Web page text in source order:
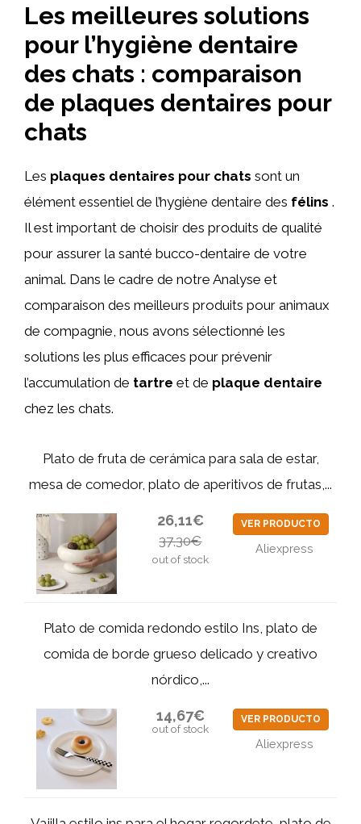
Les meilleures solutions
pour l’hygiène dentaire
des chats : comparaison
de plaques dentaires pour
chats
Les plaques dentaires pour chats sont un
élément essentiel de l’hygiène dentaire des félins .
Il est important de choisir des produits de qualité
pour assurer la santé bucco-dentaire de votre
animal. Dans le cadre de notre Analyse et
comparaison des meilleurs produits pour animaux
de compagnie, nous avons sélectionné les
solutions les plus efficaces pour prévenir
l’accumulation de tartre et de plaque dentaire
chez les chats.
Plato de fruta de cerámica para sala de estar,
mesa de comedor, plato de aperitivos de frutas,...
26,11€
37,30€
out of stock
VER PRODUCTO
Aliexpress
Plato de comida redondo estilo Ins, plato de
comida de borde grueso delicado y creativo
nórdico,...
14,67€
out of stock
VER PRODUCTO
Aliexpress